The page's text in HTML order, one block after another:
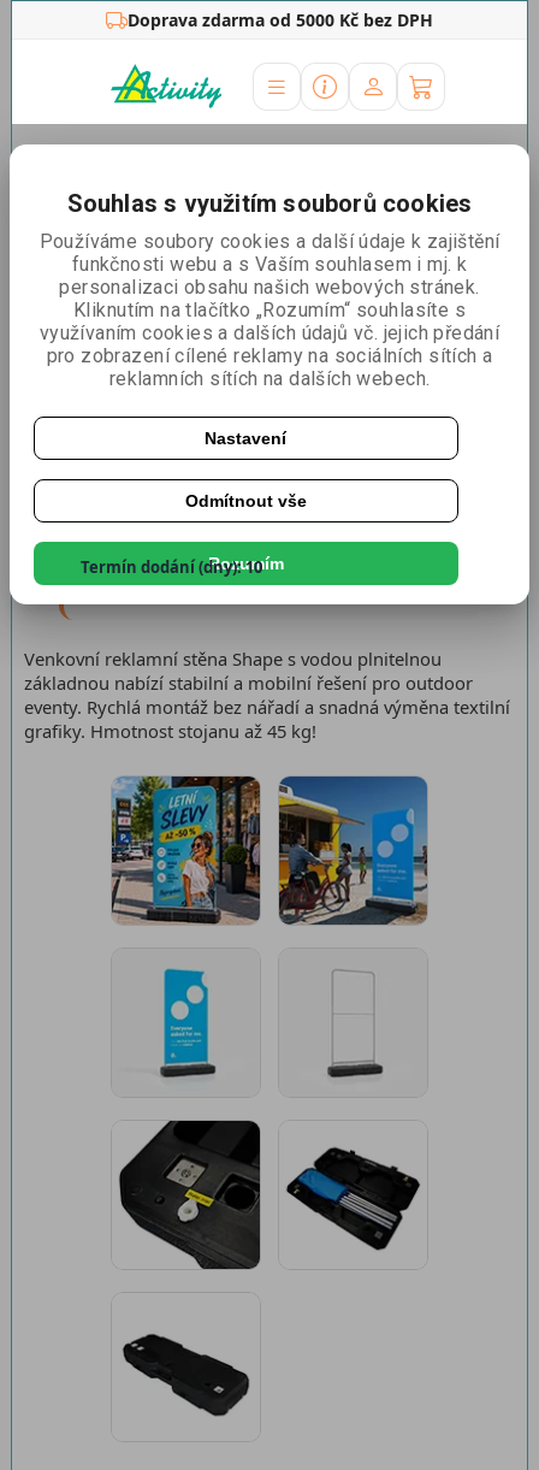
Doprava zdarma od 5000 Kč bez DPH
Venkovní reklamní stěna
Shape
3+1 zdarma
Katalogové číslo:VSHAPE
Termín dodání (dny): 10
Dostupnost:Skladem
Venkovní reklamní stěna Shape s vodou plnitelnou
základnou nabízí stabilní a mobilní řešení pro outdoor
eventy. Rychlá montáž bez nářadí a snadná výměna textilní
grafiky. Hmotnost stojanu až 45 kg!
Souhlas s využitím souborů cookies
Používáme soubory cookies a další údaje k zajištění
funkčnosti webu a s Vaším souhlasem i mj. k
personalizaci obsahu našich webových stránek.
Kliknutím na tlačítko „Rozumím“ souhlasíte s
využívaním cookies a dalších údajů vč. jejich předání
pro zobrazení cílené reklamy na sociálních sítích a
reklamních sítích na dalších webech.
Nastavení
Odmítnout vše
Rozumím